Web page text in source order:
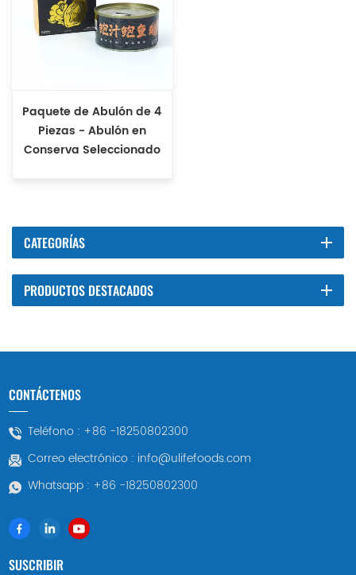
Paquete de Abulón de 4
Piezas - Abulón en
Conserva Seleccionado
CATEGORÍAS
PRODUCTOS DESTACADOS
CONTÁCTENOS
Teléfono : +86 -18250802300
Correo electrónico : info@ulifefoods.com
Whatsapp : +86 -18250802300
SUSCRIBIR